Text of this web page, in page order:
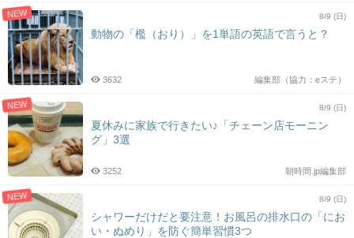
NEW 8/9 (日)
動物の「檻（おり）」を1単語の英語で言うと？
編集部（協力：eステ）
3632
NEW 8/9 (日)
夏休みに家族で行きたい♪「チェーン店モーニン
グ」3選
朝時間.jp編集部
3252
NEW 8/9 (日)
シャワーだけだと要注意！お風呂の排水口の「にお
い・ぬめり」を防ぐ簡単習慣3つ